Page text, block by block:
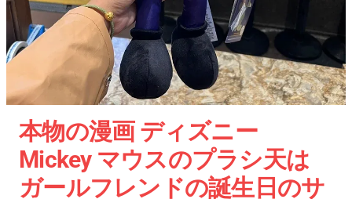
本物の漫画 ディズニー
Mickey マウスのプラシ天は
ガールフレンドの誕生日のサ